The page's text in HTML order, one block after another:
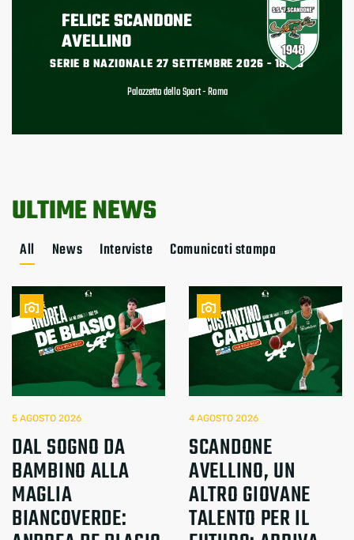
FELICE SCANDONE
AVELLINO
SERIE B NAZIONALE 27 SETTEMBRE 2026 - 18:00
Palazzetto dello Sport - Roma
ULTIME NEWS
All News Interviste Comunicati stampa
5 AGOSTO 2026
DAL SOGNO DA
BAMBINO ALLA
MAGLIA
BIANCOVERDE:
4 AGOSTO 2026
SCANDONE
AVELLINO, UN
ALTRO GIOVANE
TALENTO PER IL